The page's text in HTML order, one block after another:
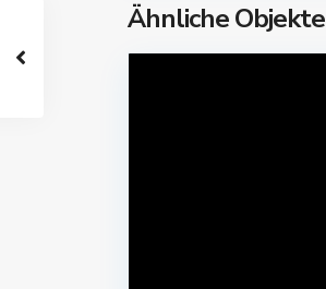
Ähnliche Objekte